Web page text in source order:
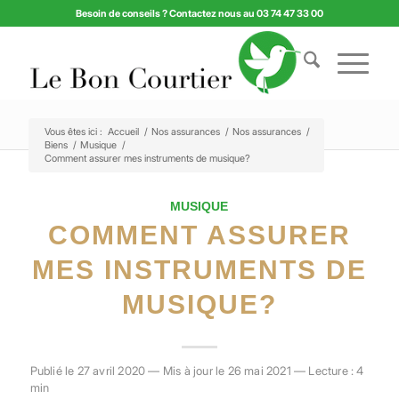
Besoin de conseils ? Contactez nous au 03 74 47 33 00
Vous êtes ici : Accueil / Nos assurances / Nos assurances /
Biens / Musique /
Comment assurer mes instruments de musique?
MUSIQUE
COMMENT ASSURER
MES INSTRUMENTS DE
MUSIQUE?
Publié le 27 avril 2020 — Mis à jour le 26 mai 2021 — Lecture : 4
min